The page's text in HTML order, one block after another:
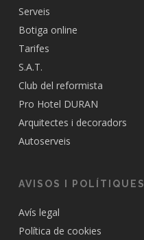
Serveis
Botiga online
Tarifes
S.A.T.
Club del reformista
Pro Hotel DURAN
Arquitectes i decoradors
Autoserveis
AVISOS I POLÍTIQUES
Avís legal
Política de cookies